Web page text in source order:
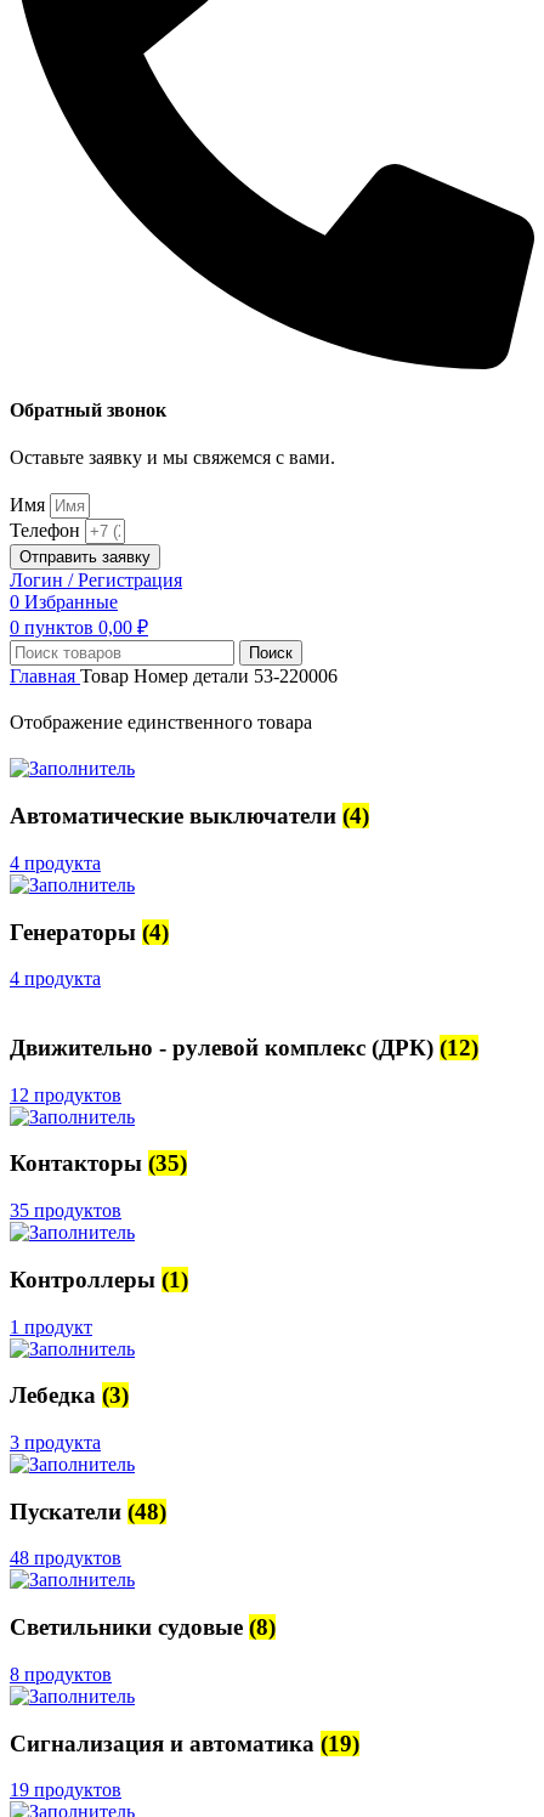
Обратный звонок
Оставьте заявку и мы свяжемся с вами.
Имя
Телефон
Отправить заявку
Логин / Регистрация
0 Избранные
0 пунктов 0,00 ₽
Поиск
Главная Товар Номер детали 53-220006
Отображение единственного товара
Автоматические выключатели (4)
4 продукта
Генераторы (4)
4 продукта
Движительно - рулевой комплекс (ДРК) (12)
12 продуктов
Контакторы (35)
35 продуктов
Контроллеры (1)
1 продукт
Лебедка (3)
3 продукта
Пускатели (48)
48 продуктов
Светильники судовые (8)
8 продуктов
Сигнализация и автоматика (19)
19 продуктов